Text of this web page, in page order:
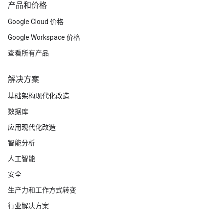
产品和价格
Google Cloud 价格
Google Workspace 价格
查看所有产品
解决方案
基础架构现代化改造
数据库
应用现代化改造
智能分析
人工智能
安全
生产力和工作方式转变
行业解决方案